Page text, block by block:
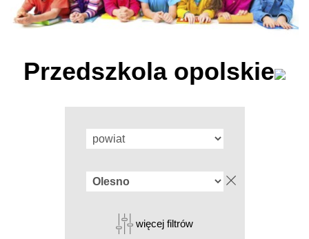
Przedszkola opolskie
więcej filtrów